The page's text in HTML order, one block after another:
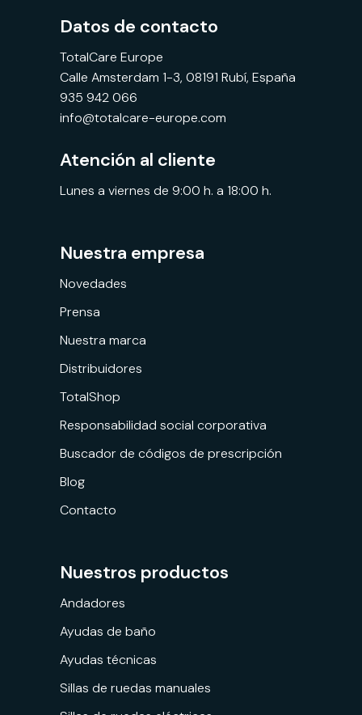
Datos de contacto
TotalCare Europe
Calle Amsterdam 1-3, 08191 Rubí, España
935 942 066
info@totalcare-europe.com
Atención al cliente
Lunes a viernes de 9:00 h. a 18:00 h.
Nuestra empresa
Novedades
Prensa
Nuestra marca
Distribuidores
TotalShop
Responsabilidad social corporativa
Buscador de códigos de prescripción
Blog
Contacto
Nuestros productos
Andadores
Ayudas de baño
Ayudas técnicas
Sillas de ruedas manuales